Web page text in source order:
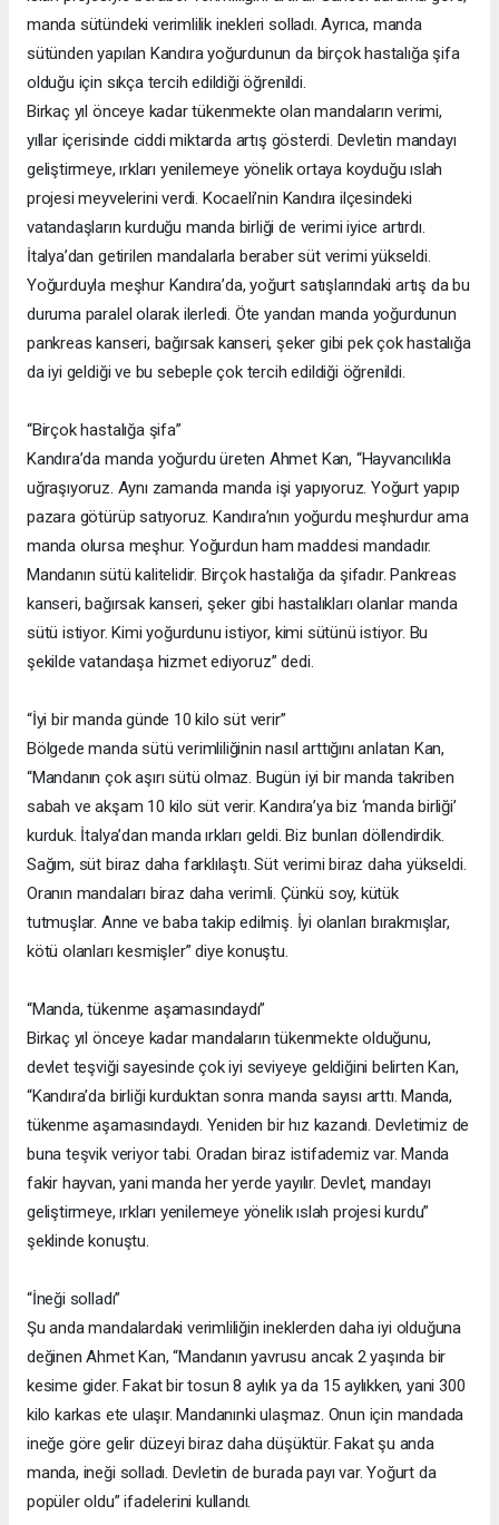
manda sütündeki verimlilik inekleri solladı. Ayrıca, manda
sütünden yapılan Kandıra yoğurdunun da birçok hastalığa şifa
olduğu için sıkça tercih edildiği öğrenildi.
Birkaç yıl önceye kadar tükenmekte olan mandaların verimi,
yıllar içerisinde ciddi miktarda artış gösterdi. Devletin mandayı
geliştirmeye, ırkları yenilemeye yönelik ortaya koyduğu ıslah
projesi meyvelerini verdi. Kocaeli’nin Kandıra ilçesindeki
vatandaşların kurduğu manda birliği de verimi iyice artırdı.
İtalya’dan getirilen mandalarla beraber süt verimi yükseldi.
Yoğurduyla meşhur Kandıra’da, yoğurt satışlarındaki artış da bu
duruma paralel olarak ilerledi. Öte yandan manda yoğurdunun
pankreas kanseri, bağırsak kanseri, şeker gibi pek çok hastalığa
da iyi geldiği ve bu sebeple çok tercih edildiği öğrenildi.
“Birçok hastalığa şifa”
Kandıra’da manda yoğurdu üreten Ahmet Kan, “Hayvancılıkla
uğraşıyoruz. Aynı zamanda manda işi yapıyoruz. Yoğurt yapıp
pazara götürüp satıyoruz. Kandıra’nın yoğurdu meşhurdur ama
manda olursa meşhur. Yoğurdun ham maddesi mandadır.
Mandanın sütü kalitelidir. Birçok hastalığa da şifadır. Pankreas
kanseri, bağırsak kanseri, şeker gibi hastalıkları olanlar manda
sütü istiyor. Kimi yoğurdunu istiyor, kimi sütünü istiyor. Bu
şekilde vatandaşa hizmet ediyoruz” dedi.
“İyi bir manda günde 10 kilo süt verir”
Bölgede manda sütü verimliliğinin nasıl arttığını anlatan Kan,
“Mandanın çok aşırı sütü olmaz. Bugün iyi bir manda takriben
sabah ve akşam 10 kilo süt verir. Kandıra’ya biz ‘manda birliği’
kurduk. İtalya’dan manda ırkları geldi. Biz bunları döllendirdik.
Sağım, süt biraz daha farklılaştı. Süt verimi biraz daha yükseldi.
Oranın mandaları biraz daha verimli. Çünkü soy, kütük
tutmuşlar. Anne ve baba takip edilmiş. İyi olanları bırakmışlar,
kötü olanları kesmişler” diye konuştu.
“Manda, tükenme aşamasındaydı”
Birkaç yıl önceye kadar mandaların tükenmekte olduğunu,
devlet teşviği sayesinde çok iyi seviyeye geldiğini belirten Kan,
“Kandıra’da birliği kurduktan sonra manda sayısı arttı. Manda,
tükenme aşamasındaydı. Yeniden bir hız kazandı. Devletimiz de
buna teşvik veriyor tabi. Oradan biraz istifademiz var. Manda
fakir hayvan, yani manda her yerde yayılır. Devlet, mandayı
geliştirmeye, ırkları yenilemeye yönelik ıslah projesi kurdu”
şeklinde konuştu.
“İneği solladı”
Şu anda mandalardaki verimliliğin ineklerden daha iyi olduğuna
değinen Ahmet Kan, “Mandanın yavrusu ancak 2 yaşında bir
kesime gider. Fakat bir tosun 8 aylık ya da 15 aylıkken, yani 300
kilo karkas ete ulaşır. Mandanınki ulaşmaz. Onun için mandada
ineğe göre gelir düzeyi biraz daha düşüktür. Fakat şu anda
manda, ineği solladı. Devletin de burada payı var. Yoğurt da
popüler oldu” ifadelerini kullandı.